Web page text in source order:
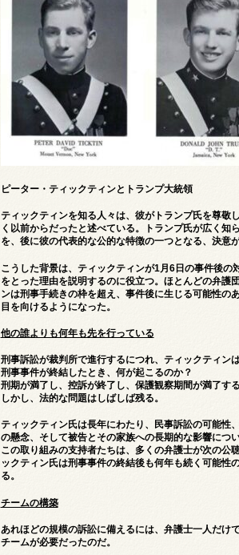
ピーター・ティックティンとトランプ大統領
ティックティンを知る人々は、彼がトランプ氏を尊敬
く以前からだったと述べている。トランプ氏が広く知
を、後に彼の代表的な公的な特徴の一つとなる、決意
こうした背景は、ティックティンが1月6日の事件後
をとった理由を説明するのに役立つ。ほとんどの弁護
ンは刑事手続きの枠を超え、事件後に生じる可能性の
目を向けるようになった。
他の誰よりも何年も先を行っている
刑事訴訟が裁判所で進行するにつれ、ティックティン
刑事事件が終結したとき、何が起こるのか？
刑期が満了し、控訴が終了し、保護観察期間が満了す
しかし、法的な問題はしばしば残る。
ティックティン氏は長年にわたり、民事訴訟の可能性
の懸念、そして被告とその家族への長期的な影響につ
この取り組みの支持者たちは、多くの弁護士が次の公
ックティン氏は刑事事件の終結後も何年も続く可能性
る。
チームの構築
あれほどの規模の訴訟に備えるには、弁護士一人だけ
チームが必要だったのだ。